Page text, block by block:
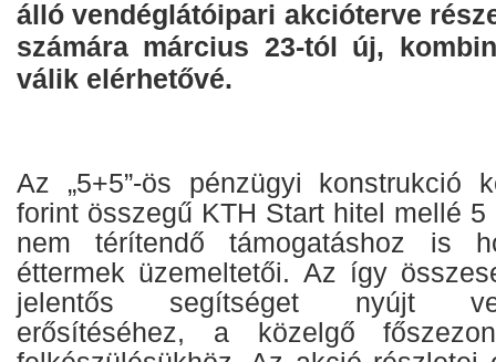
álló vendéglátóipari akcióterve
számára március 23-tól új,
válik elérhetővé.
Az „5+5”-ös pénzügyi konstrukció
forint összegű KTH Start hitel mellé
nem térítendő támogatáshoz is
éttermek üzemeltetői. Az így
jelentős segítséget nyújt
erősítéséhez, a közelgő